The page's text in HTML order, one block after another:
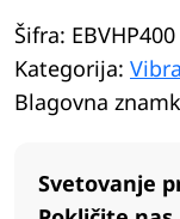
Šifra: EBVHP400
Kategorija:
Blagovna
Svetovanje